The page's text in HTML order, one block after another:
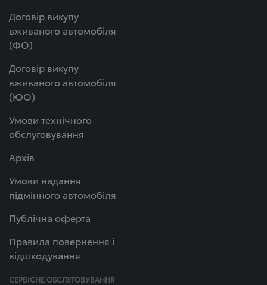
Договір викупу
вживаного автомобіля
(ФО)
Договір викупу
вживаного автомобіля
(ЮО)
Умови технічного
обслуговування
Архів
Умови надання
підмінного автомобіля
Публічна оферта
Правила повернення і
відшкодування
СЕРВІСНЕ ОБСЛУГОВУВАННЯ